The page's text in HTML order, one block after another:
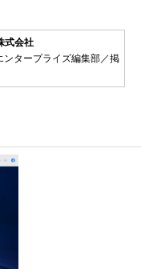
式会社
タープライズ編集部／掲